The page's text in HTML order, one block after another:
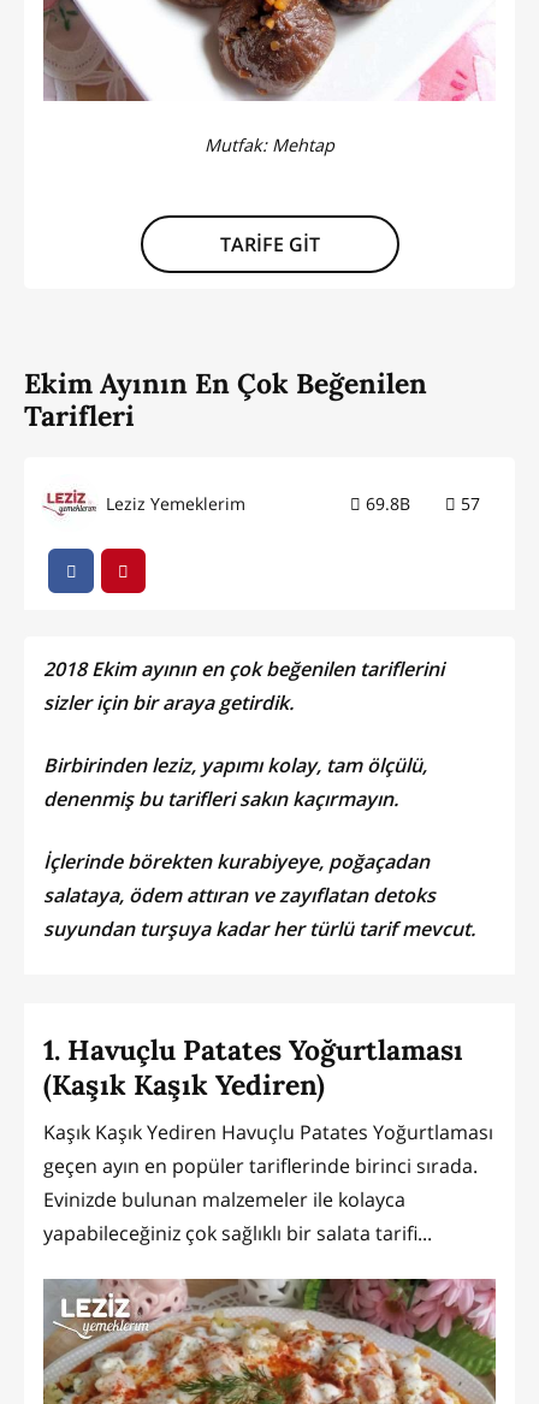
Mutfak: Mehtap
TARİFE GİT
Ekim Ayının En Çok Beğenilen
Tarifleri
Leziz Yemeklerim 69.8B 57
2018 Ekim ayının en çok beğenilen tariflerini
sizler için bir araya getirdik.
Birbirinden leziz, yapımı kolay, tam ölçülü,
denenmiş bu tarifleri sakın kaçırmayın.
İçlerinde börekten kurabiyeye, poğaçadan
salataya, ödem attıran ve zayıflatan detoks
suyundan turşuya kadar her türlü tarif mevcut.
1. Havuçlu Patates Yoğurtlaması
(Kaşık Kaşık Yediren)
Kaşık Kaşık Yediren Havuçlu Patates Yoğurtlaması
geçen ayın en popüler tariflerinde birinci sırada.
Evinizde bulunan malzemeler ile kolayca
yapabileceğiniz çok sağlıklı bir salata tarifi...